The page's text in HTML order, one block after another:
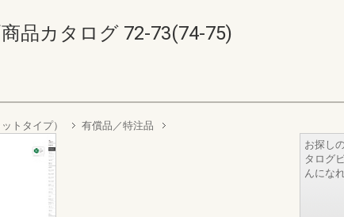
品カタログ 72-73(74-75)
トタイプ） 有償品／特注品
お探し
タログ
んにな